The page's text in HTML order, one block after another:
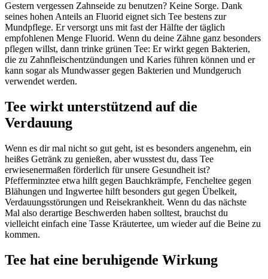
Gestern vergessen Zahnseide zu benutzen? Keine Sorge. Dank
seines hohen Anteils an Fluorid eignet sich Tee bestens zur
Mundpflege. Er versorgt uns mit fast der Hälfte der täglich
empfohlenen Menge Fluorid. Wenn du deine Zähne ganz besonders
pflegen willst, dann trinke grünen Tee: Er wirkt gegen Bakterien,
die zu Zahnfleischentzündungen und Karies führen können und er
kann sogar als Mundwasser gegen Bakterien und Mundgeruch
verwendet werden.
Tee wirkt unterstützend auf die
Verdauung
Wenn es dir mal nicht so gut geht, ist es besonders angenehm, ein
heißes Getränk zu genießen, aber wusstest du, dass Tee
erwiesenermaßen förderlich für unsere Gesundheit ist?
Pfefferminztee etwa hilft gegen Bauchkrämpfe, Fencheltee gegen
Blähungen und Ingwertee hilft besonders gut gegen Übelkeit,
Verdauungsstörungen und Reisekrankheit. Wenn du das nächste
Mal also derartige Beschwerden haben solltest, brauchst du
vielleicht einfach eine Tasse Kräutertee, um wieder auf die Beine zu
kommen.
Tee hat eine beruhigende Wirkung